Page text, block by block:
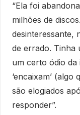
“Ela foi
milhões de
desinteressante,
de errado. Tinha
um certo ódio da
‘encaixam’
são elogiados
responder”.